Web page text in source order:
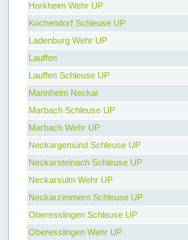
Horkheim Wehr UP
Kochendorf Schleuse UP
Ladenburg Wehr UP
Lauffen
Lauffen Schleuse UP
Mannheim Neckar
Marbach Schleuse UP
Marbach Wehr UP
Neckargemünd Schleuse UP
Neckarsteinach Schleuse UP
Neckarsulm Wehr UP
Neckarzimmern Schleuse UP
Oberesslingen Schleuse UP
Oberesslingen Wehr UP